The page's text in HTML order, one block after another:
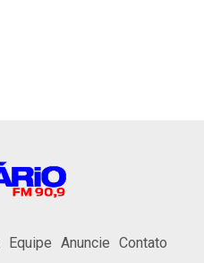
Equipe Anuncie Contato